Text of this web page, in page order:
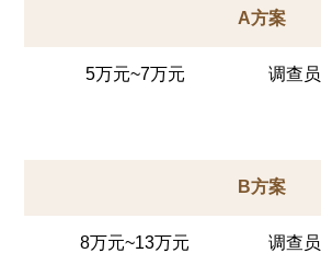
A方案
5万元~7万元
调查
B方案
8万元~13万元
调查